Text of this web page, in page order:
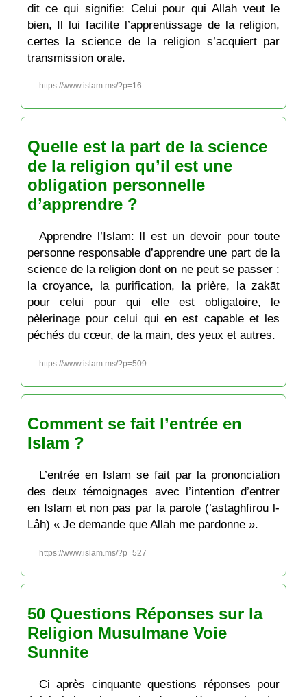
dit ce qui signifie: Celui pour qui Allāh veut le
bien, Il lui facilite l’apprentissage de la religion,
certes la science de la religion s’acquiert par
transmission orale.
https://www.islam.ms/?p=16
Quelle est la part de la science
de la religion qu’il est une
obligation personnelle
d’apprendre ?
Apprendre l’Islam: Il est un devoir pour toute
personne responsable d’apprendre une part de la
science de la religion dont on ne peut se passer :
la croyance, la purification, la prière, la zakāt
pour celui pour qui elle est obligatoire, le
pèlerinage pour celui qui en est capable et les
péchés du cœur, de la main, des yeux et autres.
https://www.islam.ms/?p=509
Comment se fait l’entrée en
Islam ?
L’entrée en Islam se fait par la prononciation
des deux témoignages avec l’intention d’entrer
en Islam et non pas par la parole (’astaghfirou l-
Lâh) « Je demande que Allāh me pardonne ».
https://www.islam.ms/?p=527
50 Questions Réponses sur la
Religion Musulmane Voie
Sunnite
Ci après cinquante questions réponses pour